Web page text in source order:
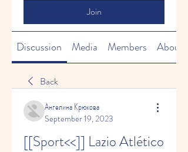
Join
Discussion Media Members About
Back
Ангелина Крюкова
September 19, 2023
[[Sport<<]] Lazio Atlético